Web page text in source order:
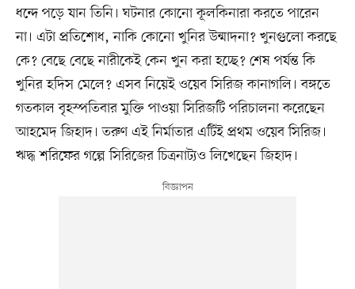
ধন্দে পড়ে যান তিনি। ঘটনার কোনো কূলকিনারা করতে পারেন
না। এটা প্রতিশোধ, নাকি কোনো খুনির উন্মাদনা? খুনগুলো করছে
কে? বেছে বেছে নারীকেই কেন খুন করা হচ্ছে? শেষ পর্যন্ত কি
খুনির হদিস মেলে? এসব নিয়েই ওয়েব সিরিজ কানাগলি। বঙ্গতে
গতকাল বৃহস্পতিবার মুক্তি পাওয়া সিরিজটি পরিচালনা করেছেন
আহমেদ জিহাদ। তরুণ এই নির্মাতার এটিই প্রথম ওয়েব সিরিজ।
ঋদ্ধ শরিফের গল্পে সিরিজের চিত্রনাট্যও লিখেছেন জিহাদ।